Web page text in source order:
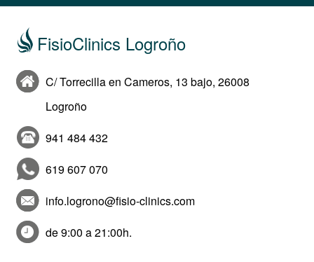
FisioClinics Logroño
C/ Torrecilla en Cameros, 13 bajo, 26008
Logroño
941 484 432
619 607 070
info.logrono@fisio-clinics.com
de 9:00 a 21:00h.